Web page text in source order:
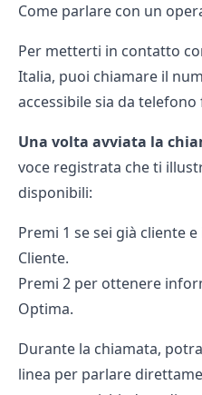
Come parlare con un
Per metterti in contatto
Italia, puoi chiamare il
accessibile sia da
Una volta avviata la
voce registrata che ti
disponibili:
Premi 1 se sei già cliente
Cliente.
Premi 2 per ottenere
Optima.
Durante la chiamata,
linea per parlare